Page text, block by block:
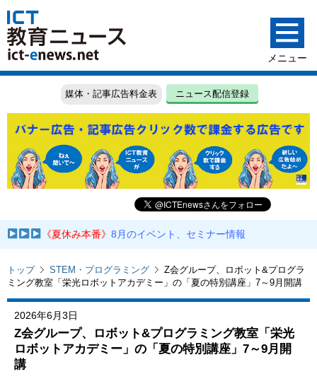
媒体・記事広告料金表 ニュース配信登録
《夏休み本番》8月のイベント、セミナー情報
トップ STEM・プログラミング
Z会グループ、ロボット&プログラ
ミング教室「栄光ロボットアカデミー」の「夏の特別講座」7～9月開講
2026年6月3日
Z会グループ、ロボット&プログラミング教室「栄光
ロボットアカデミー」の「夏の特別講座」7～9月開
講